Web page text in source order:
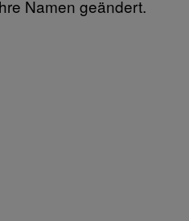
Namen geändert.